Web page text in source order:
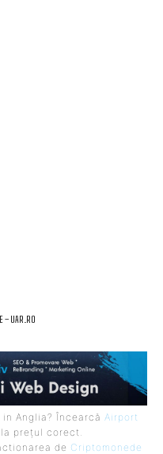
– UAR.RO
Anglia? Încearcă Airport
la prețul corect.
de Criptomonede